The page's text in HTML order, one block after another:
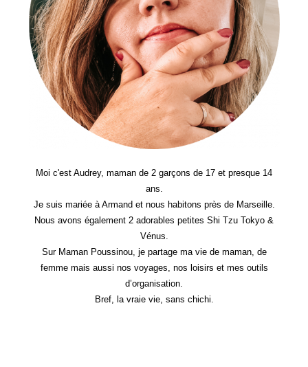
Moi c'est Audrey, maman de 2 garçons de 17 et presque 14
ans.
Je suis mariée à Armand et nous habitons près de Marseille.
Nous avons également 2 adorables petites Shi Tzu Tokyo &
Vénus.
Sur Maman Poussinou, je partage ma vie de maman, de
femme mais aussi nos voyages, nos loisirs et mes outils
d’organisation.
Bref, la vraie vie, sans chichi.